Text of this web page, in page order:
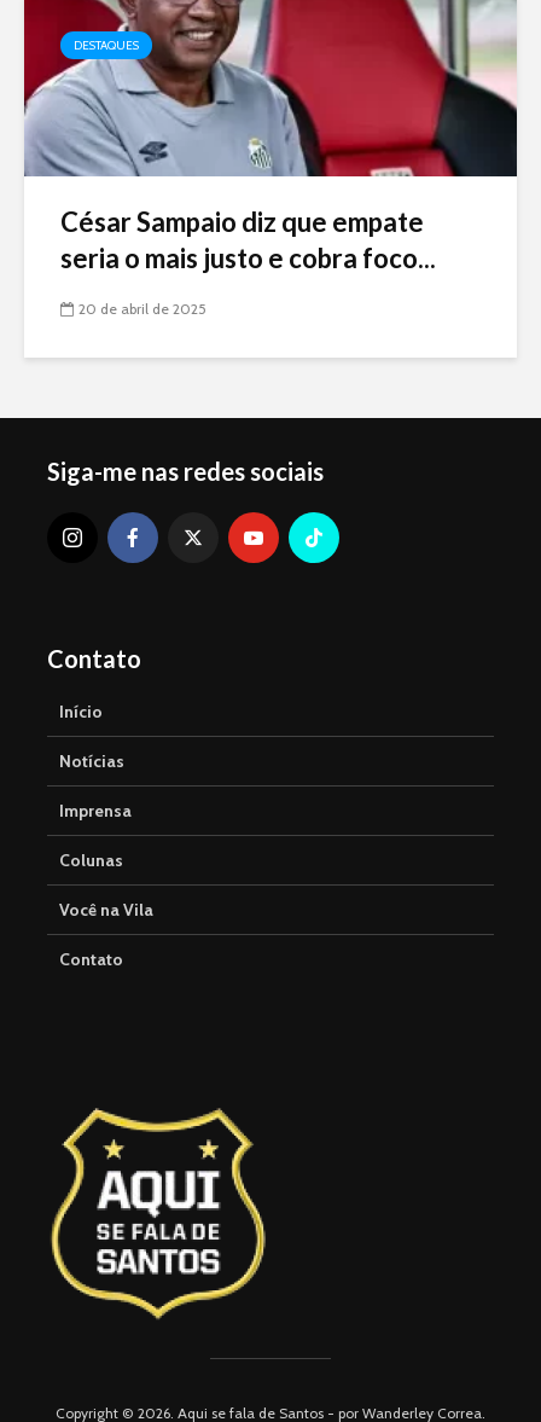
DESTAQUES
César Sampaio diz que empate
seria o mais justo e cobra foco...
20 de abril de 2025
Siga-me nas redes sociais
Contato
Início
Notícias
Imprensa
Colunas
Você na Vila
Contato
Copyright © 2026. Aqui se fala de Santos - por Wanderley Correa.